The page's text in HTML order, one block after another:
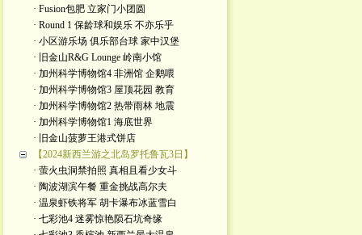
· Fusion包肥 立家门小团圆
· Round 1 保龄球和娱乐 不亦乐乎
· 小区游乐场 俱乐部台球 家中汉堡
· 旧金山R&G Lounge 岭南小馆
· 加州科学博物馆4 非洲馆 企鹅喂
· 加州科学博物馆3 屋顶花园 教育
· 加州科学博物馆2 热带雨林 地震
· 加州科学博物馆1 海底世界
· 旧金山菠萝王港式饼店
【2024新西兰游之北岛罗托鲁瓦3日】
· 萤火虫洞禁拍照 真相且看少女斗
· 陶波湖滨午餐 重金挑战高尔夫
· 温泉虾铁将军 胡卡瀑布冰蓝雪白
· 七彩池4 迷雾惊艳陨石坑奇缘